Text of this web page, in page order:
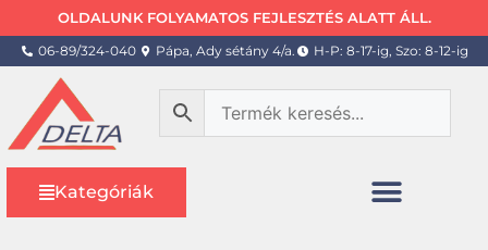
OLDALUNK FOLYAMATOS FEJLESZTÉS ALATT ÁLL.
06-89/324-040 Pápa, Ady sétány 4/a. H-P: 8-17-ig, Szo: 8-12-ig
Kategóriák